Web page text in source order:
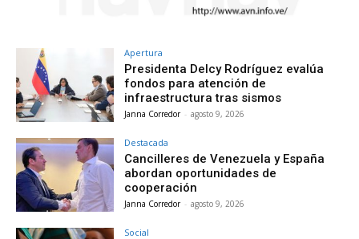
Apertura
Presidenta Delcy Rodríguez evalúa
fondos para atención de
infraestructura tras sismos
Janna Corredor - agosto 9, 2026
Destacada
Cancilleres de Venezuela y España
abordan oportunidades de
cooperación
Janna Corredor - agosto 9, 2026
Social